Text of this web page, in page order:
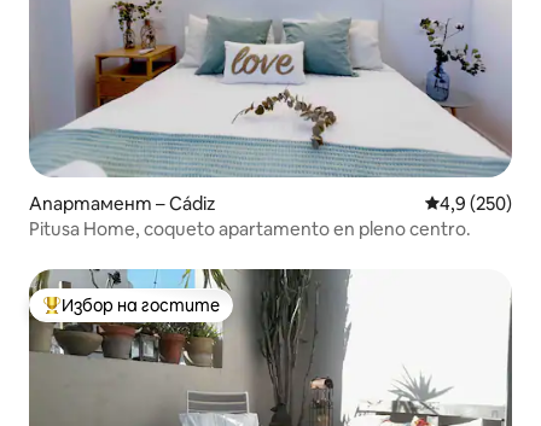
Апартамент – Cádiz Средна
4,9 (250)
Pitusa Home, coqueto apartamento en pleno centro.
Най-популярен избор на гостите
Избор на гостите